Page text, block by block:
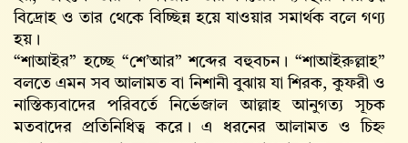
বিদ্রোহ ও তার থেকে বিচ্ছিন্ন হয়ে যাওয়ার সমার্থক বলে গণ্য
হয়।
“শাআইর” হচ্ছে “শে’আর” শব্দের বহুবচন। “শাআইরুল্লাহ”
বলতে এমন সব আলামত বা নিশানী বুঝায় যা শিরক, কুফরী ও
নাস্তিক্যবাদের পরিবর্তে নির্ভেজাল আল্লাহ আনুগত্য সূচক
মতবাদের প্রতিনিধিত্ব করে। এ ধরনের আলামত ও চিহ্ন